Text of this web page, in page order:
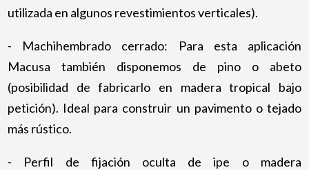
utilizada en algunos revestimientos verticales).
- Machihembrado cerrado: Para esta aplicación
Macusa también disponemos de pino o abeto
(posibilidad de fabricarlo en madera tropical bajo
petición). Ideal para construir un pavimento o tejado
más rústico.
- Perfil de fijación oculta de ipe o madera